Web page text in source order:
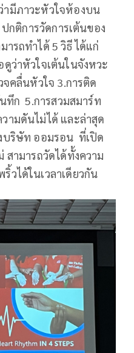
ามีภาวะหัวใจห้องบน
กติการวัดการเต้นของ
ารถทำได้ 5 วิธี ได้แก่
ว่าหัวใจเต้นในจังหวะ
จคลื่นหัวใจ 3.การติด
ทึก 5.การสวมสมาร์ท
ามดันไม่ได้ และล่าสุด
บริษัท ออมรอน ที่เปิด
สามารถวัดได้ทั้งความ
วได้ในเวลาเดียวกัน